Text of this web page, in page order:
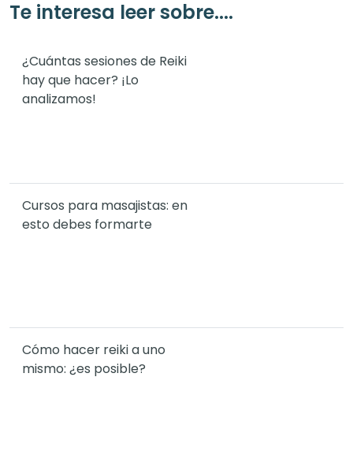
Te interesa leer sobre....
¿Cuántas sesiones de Reiki
hay que hacer? ¡Lo
analizamos!
Cursos para masajistas: en
esto debes formarte
Cómo hacer reiki a uno
mismo: ¿es posible?